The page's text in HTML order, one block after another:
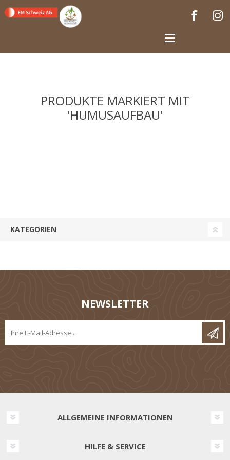
PRODUKTE MARKIERT MIT
'HUMUSAUFBAU'
KATEGORIEN
NEWSLETTER
ALLGEMEINE INFORMATIONEN
HILFE & SERVICE